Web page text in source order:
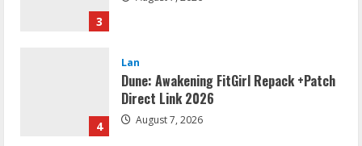
3
4
Lan
Dune: Awakening FitGirl Repack +Patch
Direct Link 2026
August 7, 2026